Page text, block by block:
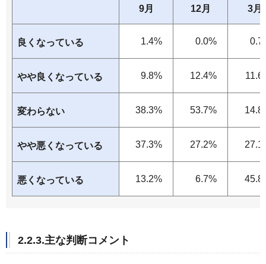
9月
12月
3月
良くなっている 1.4% 0.0%
やや良くなっている 9.8% 12.4%
変わらない 38.3% 53.7%
やや悪くなっている 37.3% 27.2%
悪くなっている 13.2% 6.7%
2.2.3.主な判断コメント